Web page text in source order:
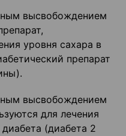
высвобождением
уровня сахара в
препарат
высвобождением
для лечения
(диабета 2